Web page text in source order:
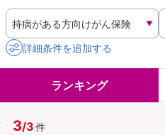
キャンペーン
コラム
イオングルー
詳細条件を追加する
ランキング
3/3件